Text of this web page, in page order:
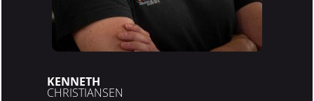
KENNETH
CHRISTIANSEN